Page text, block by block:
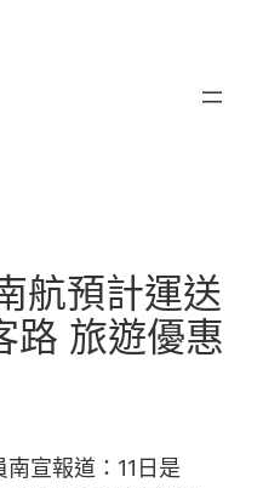
航預計運送
路 旅遊優惠
宣報道：11日是